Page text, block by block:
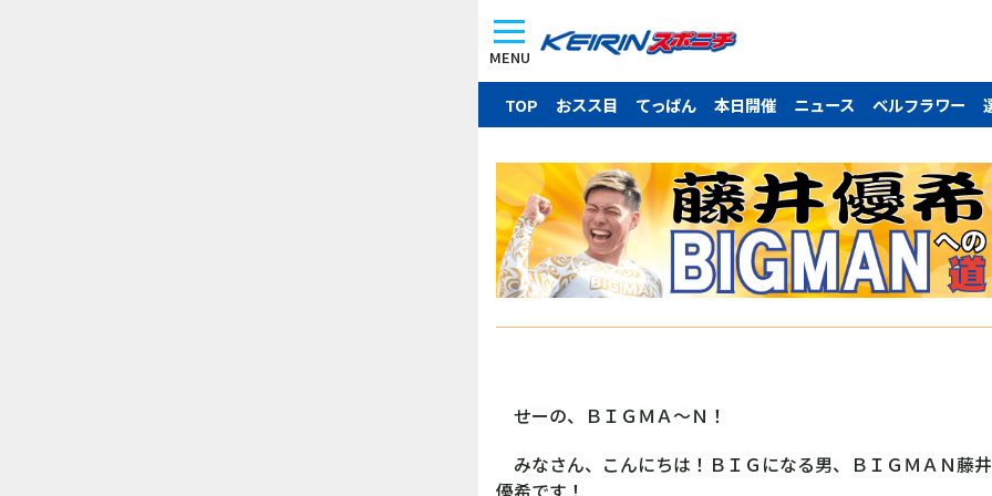
MENU
TOP おスス目 てっぱん 本日開催 ニュース ベルフラワー
せーの、ＢＩＧＭＡ～Ｎ！
みなさん、こんにちは！ＢＩＧになる男、ＢＩＧＭＡＮ藤井
優希です！